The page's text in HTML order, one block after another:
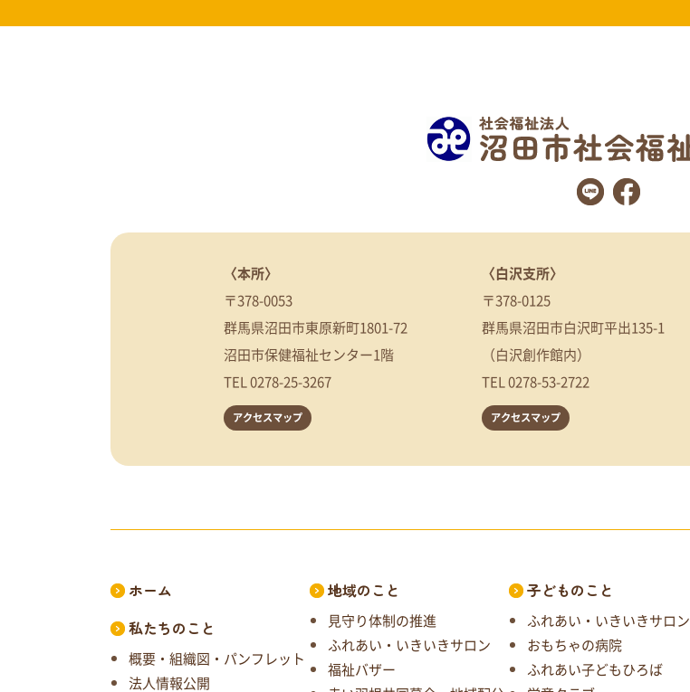
〈本所〉
〒378-0053
群馬県沼田市東原新町1801-72
沼田市保健福祉センター1階
TEL0278-25-3267
アクセスマップ
〈白沢支所〉
〒378-0125
群馬県沼田市白沢町平出135-1
（白沢創作館内）
TEL0278-53-2722
アクセスマップ
ホーム
私たちのこと
概要・組織図・パンフレット
法人情報公開
地域のこと
見守り体制の推進
ふれあい・いきいきサロン
福祉バザー
子どものこと
ふれあい・いきいきサロン
おもちゃの病院
ふれあい子どもひろば